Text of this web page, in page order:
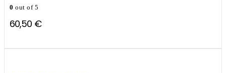
0 out of 5
60,50 €